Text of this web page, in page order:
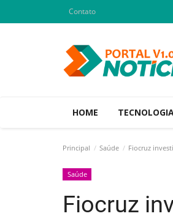
Contato
HOME
Principal Saúde Fiocruz
Saúde
Fiocruz